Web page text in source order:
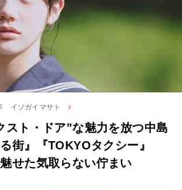
イソガイマサト
スト・ドア”な魅力を放つ中島
街』『TOKYOタクシー』
魅せた気取らない佇まい